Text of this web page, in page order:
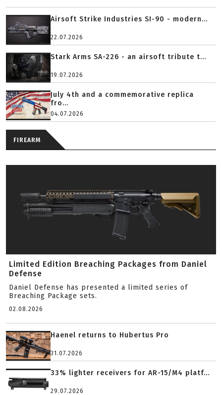
Airsoft Strike Industries SI-90 - modern...
22.07.2026
Stark Arms SA-226 - an airsoft tribute t...
19.07.2026
July 4th and a commemorative replica
fro...
04.07.2026
FIREARM
Limited Edition Breaching Packages from Daniel
Defense
Daniel Defense has presented a limited series of
Breaching Package sets.
02.08.2026
Haenel returns to Hubertus Pro
31.07.2026
33% lighter receivers for AR-15/M4 platf...
29.07.2026